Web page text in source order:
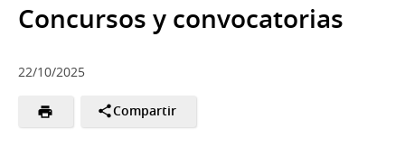
Concursos y convocatorias
22/10/2025
Compartir